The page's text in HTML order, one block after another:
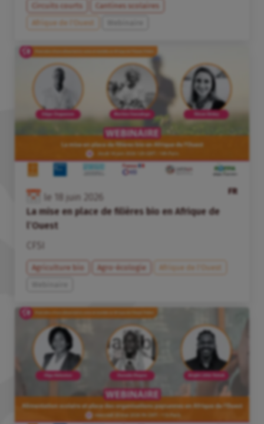
Circuits courts
Cantines scolaires
Afrique de l’Ouest
FR
le juin
La mise en place de filières bio en Afrique de
l’Ouest
Agriculture bio Agro-écologie
Afrique de l’Ouest